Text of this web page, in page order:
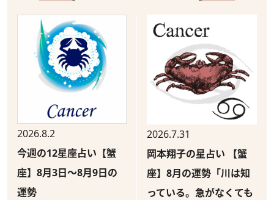
2026.8.2
今週の12星座占い【蟹
座】8月3日～8月9日の
運勢
2026.7.31
岡本翔子の星占い 【蟹
座】8月の運勢「川は知
っている。急がなくても